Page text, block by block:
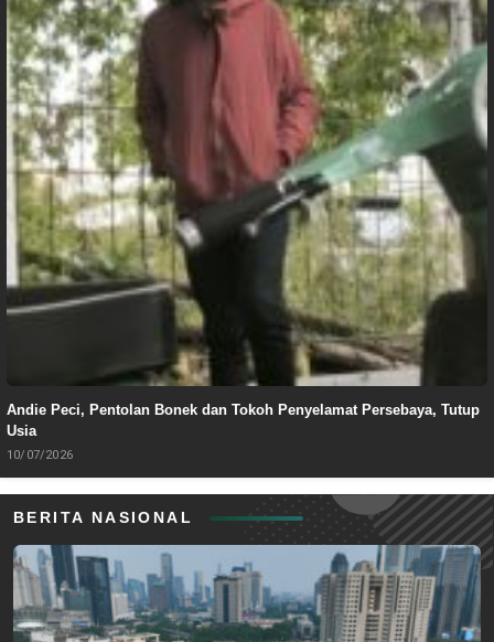
Andie Peci, Pentolan Bonek dan Tokoh Penyelamat Persebaya, Tutup
Usia
10/07/2026
BERITA NASIONAL